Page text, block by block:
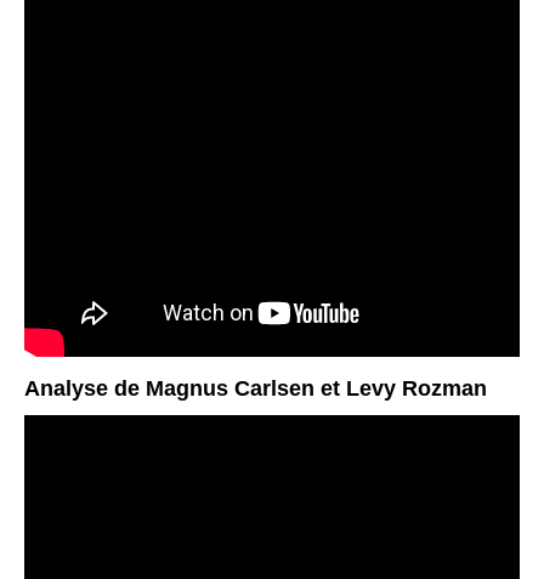
Analyse de Magnus Carlsen et Levy Rozman